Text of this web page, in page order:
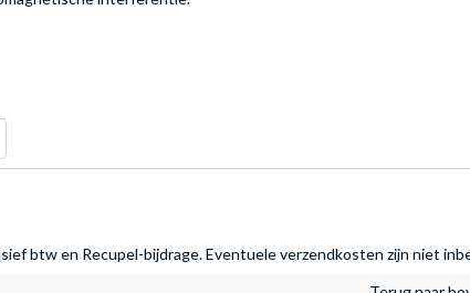
btw en Recupel-bijdrage. Eventuele verzendkosten zijn niet